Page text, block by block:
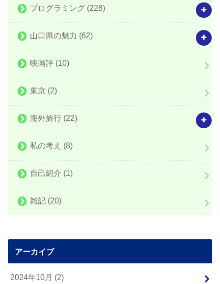
プログラミング (228)
山口県の魅力 (62)
映画評 (10)
東京 (2)
海外旅行 (22)
私の考え (8)
自己紹介 (1)
雑記 (20)
アーカイブ
2024年10月 (2)